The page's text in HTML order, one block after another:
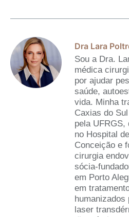
Dra Lara
Sou a Dra.
médica
por ajudar
saúde,
vida. Minha
Caxias do
pela UFRGS,
no Hospital
Conceição e
cirurgia
sócia-
em Porto
em
laser